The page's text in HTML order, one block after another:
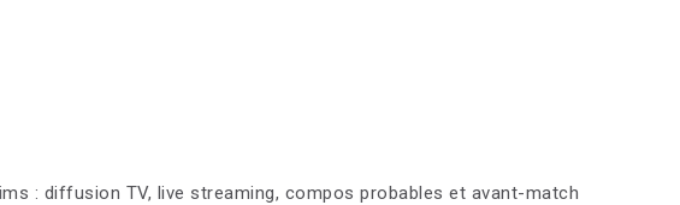
: diffusion TV, live streaming, compos probables et avant-match